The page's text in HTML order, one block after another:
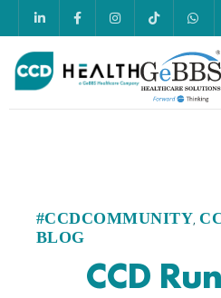
#CCDCOMMUNITY,
BLOG
CCD